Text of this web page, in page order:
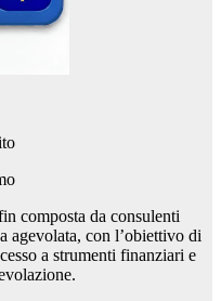
composta da consulenti
agevolata, con l’obiettivo di
a strumenti finanziari e